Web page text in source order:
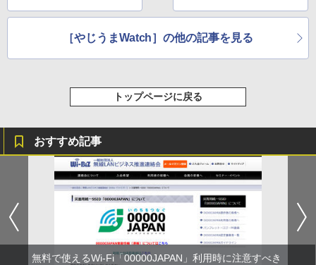
［やじうまWatch］の他の記事を見る
トップページに戻る
おすすめ記事
無料で使えるWi-Fi「00000JAPAN」利用時に注意すべき